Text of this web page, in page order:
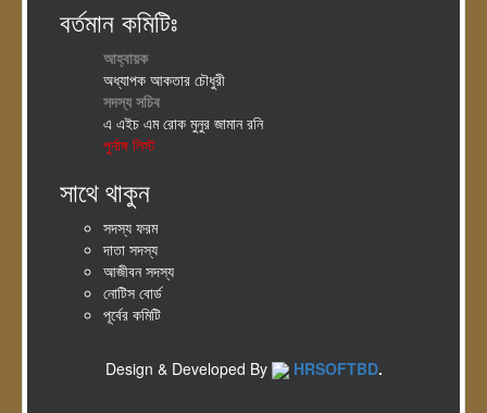
বর্তমান কমিটিঃ
আহ্বায়ক
অধ্যাপক আকতার চৌধুরী
সদস্য সচিব
এ এইচ এম রোক মুনুর জামান রনি
পুর্নাঙ্গ লিস্ট
সাথে থাকুন
সদস্য ফরম
দাতা সদস্য
আজীবন সদস্য
নোটিস বোর্ড
পূর্বের কমিটি
Design & Developed By HRSOFTBD.